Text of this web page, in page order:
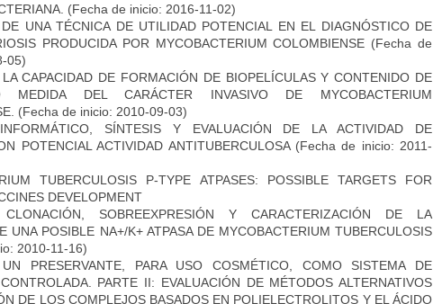
(Fecha de inicio: 2016-11-02)
UNA TÉCNICA DE UTILIDAD POTENCIAL EN EL DIAGNÓSTICO DE
PRODUCIDA POR MYCOBACTERIUM COLOMBIENSE (Fecha de
05)
CAPACIDAD DE FORMACIÓN DE BIOPELÍCULAS Y CONTENIDO DE
MEDIDA DEL CARÁCTER INVASIVO DE MYCOBACTERIUM
(Fecha de inicio: 2010-09-03)
SÍNTESIS Y EVALUACIÓN DE LA ACTIVIDAD DE
POTENCIAL ACTIVIDAD ANTITUBERCULOSA(Fecha de inicio: 2011-
TUBERCULOSIS P-TYPE ATPASES: POSSIBLE TARGETS FOR
DEVELOPMENT
CLONACIÓN, SOBREEXPRESIÓN Y CARACTERIZACIÓN DE LA
UNA POSIBLE NA+/K+ ATPASA DE MYCOBACTERIUM TUBERCULOSIS
2010-11-16)
PRESERVANTE, PARA USO COSMÉTICO, COMO SISTEMA DE
PARTE II: EVALUACIÓN DE MÉTODOS ALTERNATIVOS
DE LOS COMPLEJOS BASADOS EN POLIELECTROLITOS Y EL ÁCIDO